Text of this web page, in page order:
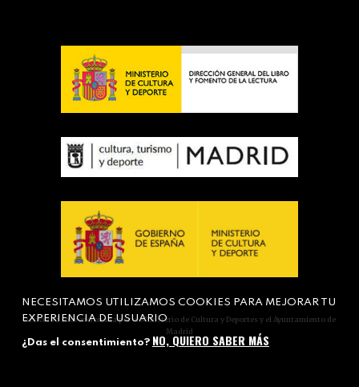
Actividad subvencionada por el Ministerio de Cultura y Deportes y el Ayuntamiento de
Madrid
NECESITAMOS UTILIZAMOS COOKIES PARA MEJORAR TU
EXPERIENCIA DE USUARIO
¿Das el consentimiento? NO, QUIERO SABER MÁS